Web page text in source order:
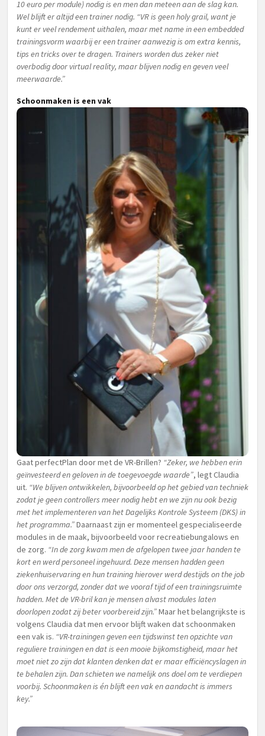
10 euro per module) nodig is en men dan meteen aan de slag kan.
Wel blijft er altijd een trainer nodig. “VR is geen holy grail, want je
kunt er veel rendement uithalen, maar met name in een embedded
trainingsvorm waarbij er een trainer aanwezig is om extra kennis,
tips en tricks over te dragen. Trainers worden dus zeker niet
overbodig door virtual reality, maar blijven nodig en geven veel
meerwaarde.”
Schoonmaken is een vak
Gaat perfectPlan door met de VR-Brillen? “Zeker, we hebben erin
geïnvesteerd en geloven in de toegevoegde waarde”, legt Claudia
uit. “We blijven ontwikkelen, bijvoorbeeld op het gebied van techniek
zodat je geen controllers meer nodig hebt en we zijn nu ook bezig
met het implementeren van het Dagelijks Kontrole Systeem (DKS) in
het programma.”Daarnaast zijn er momenteel gespecialiseerde
modules in de maak, bijvoorbeeld voor recreatiebungalows en
de zorg. “In de zorg kwam men de afgelopen twee jaar handen te
kort en werd personeel ingehuurd. Deze mensen hadden geen
ziekenhuiservaring en hun training hierover werd destijds on the job
door ons verzorgd, zonder dat we vooraf tijd of een trainingsruimte
hadden. Met de VR-bril kan je mensen alvast modules laten
doorlopen zodat zij beter voorbereid zijn.”Maar het belangrijkste is
volgens Claudia dat men ervoor blijft waken dat schoonmaken
een vak is. “VR-trainingen geven een tijdswinst ten opzichte van
reguliere trainingen en dat is een mooie bijkomstigheid, maar het
moet niet zo zijn dat klanten denken dat er maar efficiëncyslagen in
te behalen zijn. Dan schieten we namelijk ons doel om te verdiepen
voorbij. Schoonmaken is én blijft een vak en aandacht is immers
key.”